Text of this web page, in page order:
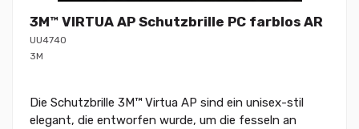
3M™ VIRTUA AP Schutzbrille PC farblos AR
UU4740
3M
Die Schutzbrille 3M™ Virtua AP sind ein unisex-stil
elegant, die entworfen wurde, um die fesseln an